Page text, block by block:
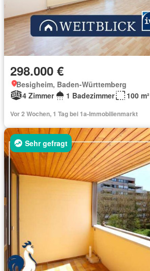
298.000 €
Besigheim, Baden-Württemberg
4 Zimmer
1 Badezimmer 100 m²
Vor 2 Wochen, 1 Tag bei 1a-Immobilienmarkt
Sehr gefragt